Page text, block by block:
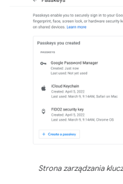
Strona zarządzania